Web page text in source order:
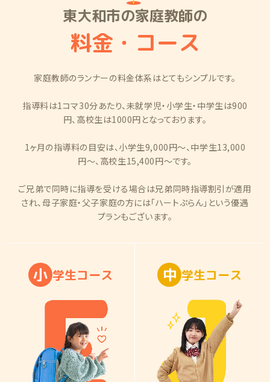
東大和市の家庭教師の
料金・コース
家庭教師のランナーの料金体系はとてもシンプルです。
指導料は1コマ30分あたり、未就学児・小学生・中学生は900
円、高校生は1000円となっております。
1ヶ月の指導料の目安は、小学生9,000円〜、中学生13,000
円〜、高校生15,400円〜です。
ご兄弟で同時に指導を受ける場合は兄弟同時指導割引が適用
され、母子家庭・父子家庭の方には「ハートぷらん」という優遇
プランもございます。
小 学生コース 中 学生コース